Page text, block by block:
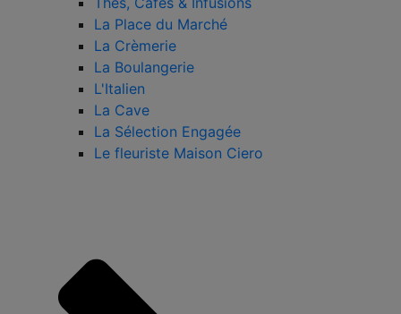
La Place du Marché
La Crèmerie
La Boulangerie
L'Italien
La Cave
La Sélection Engagée
Le fleuriste Maison Ciero